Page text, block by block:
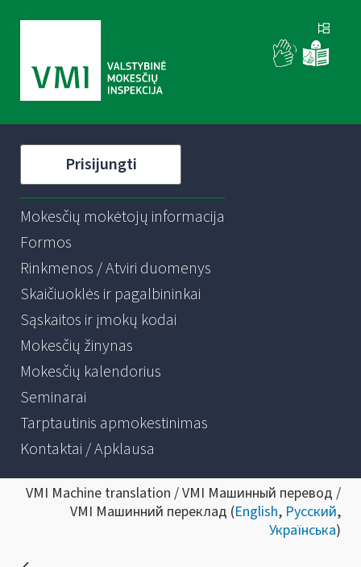
Prisijungti
Mokesčių mokėtojų informacija
Formos
Rinkmenos / Atviri duomenys
Skaičiuoklės ir pagalbininkai
Sąskaitos ir įmokų kodai
Mokesčių žinynas
Mokesčių kalendorius
Seminarai
Tarptautinis apmokestinimas
Kontaktai / Apklausa
VMI Machine translation / VMI Машинный перевод /
VMI Машинний переклад (English, Русский,
Українська)